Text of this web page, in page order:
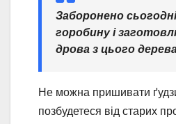
Заборонено
горобину і
дрова з цього
Не можна пришивати
позбудетеся від старих